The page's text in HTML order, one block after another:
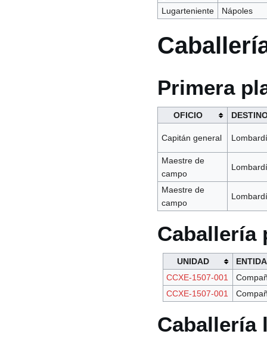
Lugarteniente Nápoles
Primera
OFICIO
Capitán general
Maestre de
campo
Maestre de
campo
Caballería
UNIDAD
CCXE-1507-001
CCXE-1507-001
Caballería